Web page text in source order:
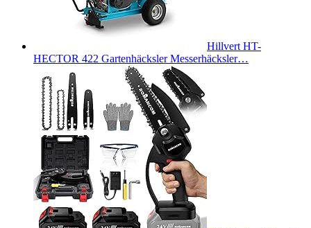
Hillvert HT-
HECTOR 422 Gartenhäcksler Messerhäcksler…